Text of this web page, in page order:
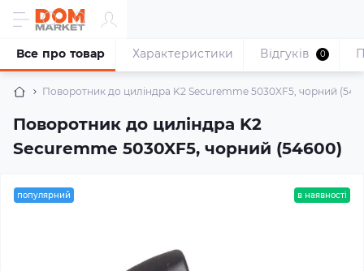
Поворотник до циліндра K2 Securemme 5030XF5, чорний
Поворотник до циліндра K2
Securemme 5030XF5, чорний (54600)
Все про товар Характеристики Відгуків 0
популярний в наявності